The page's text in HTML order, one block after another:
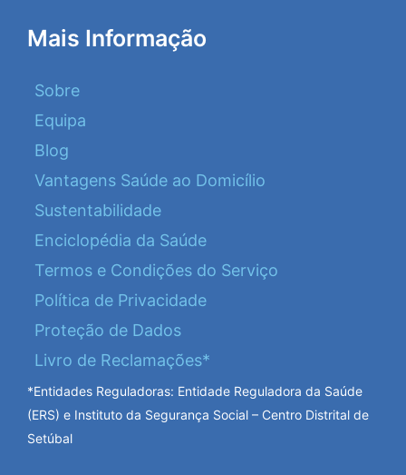
Mais Informação
Sobre
Equipa
Blog
Vantagens Saúde ao Domicílio
Sustentabilidade
Enciclopédia da Saúde
Termos e Condições do Serviço
Política de Privacidade
Proteção de Dados
Livro de Reclamações*
*Entidades Reguladoras: Entidade Reguladora da Saúde
(ERS) e Instituto da Segurança Social – Centro Distrital de
Setúbal